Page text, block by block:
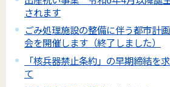
されます
ごみ処理施設の整備に伴う都市計
会を開催します（終了しました）
「核兵器禁止条約」の早期締結を
て